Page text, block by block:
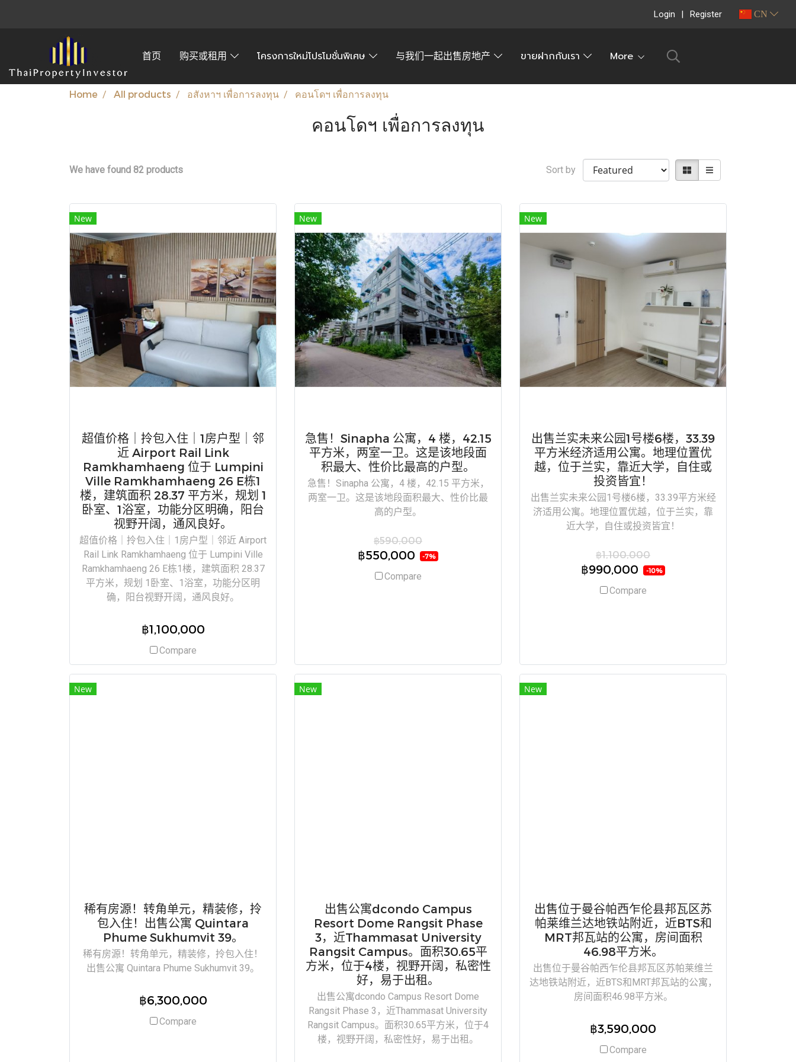
Login Register CN
首页 购买或租用 โครงการใหม่โปรโมชั่นพิเศษ 与我们一起出售房地产 ขายฝากกับเรา More
Home All products อสังหาฯ เพื่อการลงทุน คอนโดฯ เพื่อการลงทุน
คอนโดฯ เพื่อการลงทุน
We have found 82 products Sort by
New
超值价格｜拎包入住｜1房户型｜邻
近 Airport Rail Link
Ramkhamhaeng 位于 Lumpini
Ville Ramkhamhaeng 26 E栋1
楼，建筑面积 28.37 平方米，规划 1
卧室、1浴室，功能分区明确，阳台
视野开阔，通风良好。
超值价格｜拎包入住｜1房户型｜邻近 Airport
Rail Link Ramkhamhaeng 位于 Lumpini Ville
Ramkhamhaeng 26 E栋1楼，建筑面积 28.37
平方米，规划 1卧室、1浴室，功能分区明
确，阳台视野开阔，通风良好。
฿1,100,000
Compare
New
急售！Sinapha 公寓，4 楼，42.15
平方米，两室一卫。这是该地段面
积最大、性价比最高的户型。
急售！Sinapha 公寓，4 楼，42.15 平方米，
两室一卫。这是该地段面积最大、性价比最
高的户型。
฿590,000
฿550,000 -7%
Compare
New
出售兰实未来公园1号楼6楼，33.39
平方米经济适用公寓。地理位置优
越，位于兰实，靠近大学，自住或
投资皆宜！
出售兰实未来公园1号楼6楼，33.39平方米经
济适用公寓。地理位置优越，位于兰实，靠
近大学，自住或投资皆宜！
฿1,100,000
฿990,000 -10%
Compare
New
稀有房源！转角单元，精装修，拎
包入住！出售公寓 Quintara
Phume Sukhumvit 39。
稀有房源！转角单元，精装修，拎包入住！
出售公寓 Quintara Phume Sukhumvit 39。
฿6,300,000
Compare
New
出售公寓dcondo Campus
Resort Dome Rangsit Phase
3，近Thammasat University
Rangsit Campus。面积30.65平
方米，位于4楼，视野开阔，私密性
好，易于出租。
出售公寓dcondo Campus Resort Dome
Rangsit Phase 3，近Thammasat University
Rangsit Campus。面积30.65平方米，位于4
楼，视野开阔，私密性好，易于出租。
New
出售位于曼谷帕西乍伦县邦瓦区苏
帕莱维兰达地铁站附近，近BTS和
MRT邦瓦站的公寓，房间面积
46.98平方米。
出售位于曼谷帕西乍伦县邦瓦区苏帕莱维兰
达地铁站附近，近BTS和MRT邦瓦站的公寓，
房间面积46.98平方米。
฿3,590,000
Compare